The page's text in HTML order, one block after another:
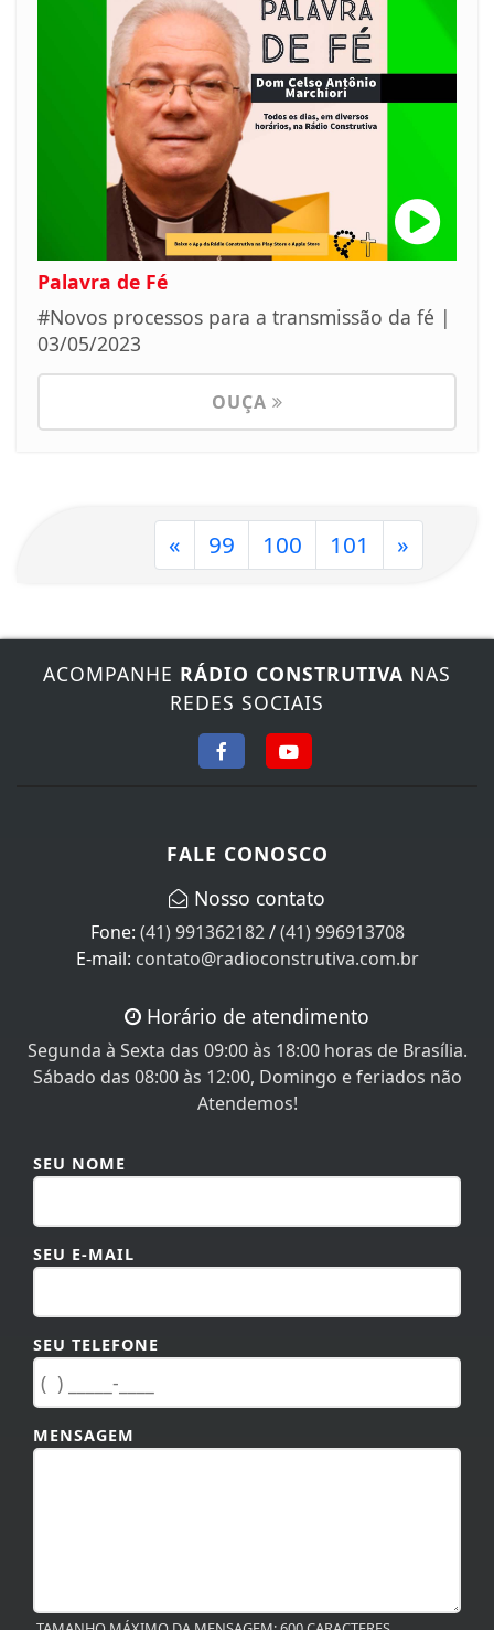
Palavra de Fé
#Novos processos para a transmissão da fé |
03/05/2023
OUÇA
« 99 100 101 »
ACOMPANHE RÁDIO CONSTRUTIVA NAS
REDES SOCIAIS
FALE CONOSCO
Nosso contato
Fone: (41) 991362182/(41) 996913708
E-mail: contato@radioconstrutiva.com.br
Horário de atendimento
Segunda à Sexta das 09:00 às 18:00 horas de Brasília.
Sábado das 08:00 às 12:00, Domingo e feriados não
Atendemos!
SEU NOME
SEU E-MAIL
SEU TELEFONE
MENSAGEM